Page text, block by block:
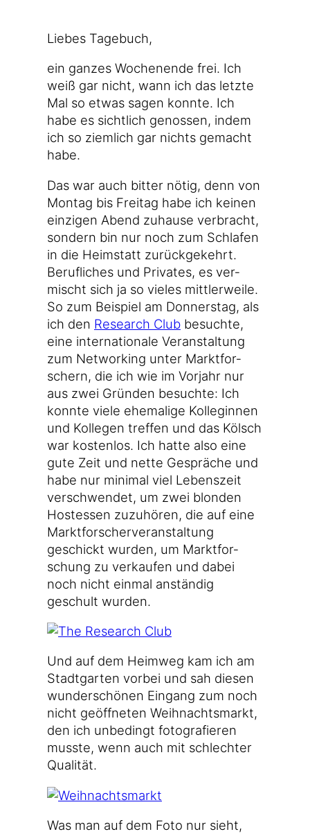
Lie­bes Tagebuch,
ein gan­zes Wochen­en­de frei. Ich
weiß gar nicht, wann ich das letz­te
Mal so etwas sagen konn­te. Ich
habe es sicht­lich genos­sen, indem
ich so ziem­lich gar nichts gemacht
habe.
Das war auch bit­ter nötig, denn von
Mon­tag bis Frei­tag habe ich kei­nen
ein­zi­gen Abend zuhau­se ver­bracht,
son­dern bin nur noch zum Schla­fen
in die Heim­statt zurück­ge­kehrt.
Beruf­li­ches und Pri­va­tes, es ver­
mischt sich ja so vie­les mitt­ler­wei­le.
So zum Bei­spiel am Don­ners­tag, als
ich den Rese­arch Club besuch­te,
eine inter­na­tio­na­le Ver­an­stal­tung
zum Net­wor­king unter Markt­for­
schern, die ich wie im Vor­jahr nur
aus zwei Grün­den besuch­te: Ich
konn­te vie­le ehe­ma­li­ge Kol­le­gin­nen
und Kol­le­gen tref­fen und das Kölsch
war kos­ten­los. Ich hat­te also eine
gute Zeit und net­te Gesprä­che und
habe nur mini­mal viel Lebens­zeit
ver­schwen­det, um zwei blon­den
Hos­tes­sen zuzu­hö­ren, die auf eine
Markt­for­scher­ver­an­stal­tung
geschickt wur­den, um Markt­for­
schung zu ver­kau­fen und dabei
noch nicht ein­mal anstän­dig
geschult wurden.
Und auf dem Heim­weg kam ich am
Stadt­gar­ten vor­bei und sah die­sen
wun­der­schö­nen Ein­gang zum noch
nicht geöff­ne­ten Weih­nachts­markt,
den ich unbe­dingt foto­gra­fie­ren
muss­te, wenn auch mit schlech­ter
Qualität.
Was man auf dem Foto nur sieht,